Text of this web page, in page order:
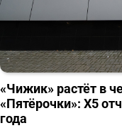
«Чижик» растёт в
«Пятёрочки»: X5
года